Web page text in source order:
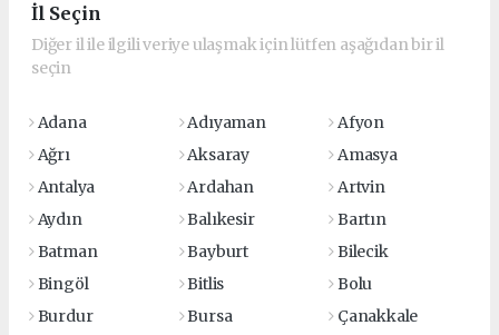
İl Seçin
Diğer il ile ilgili veriye ulaşmak için lütfen aşağıdan bir il
seçin
Adana Adıyaman
Afyon
Ağrı
Aksaray
Amasya
Antalya
Ardahan
Artvin
Aydın
Balıkesir
Bartın
Batman
Bayburt
Bilecik
Bingöl
Bitlis
Bolu
Burdur
Bursa
Çanakkale